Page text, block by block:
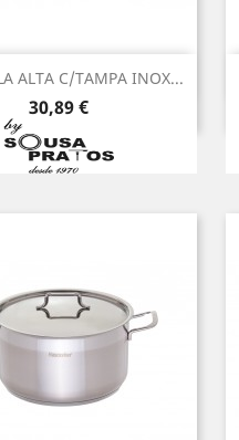
ALTA C/TAMPA INOX...
Preço
30,89 €
Vista rápida